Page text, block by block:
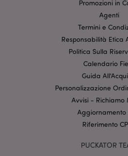
Promozioni in
Agenti
Termini e
Responsabilità Etica
Politica Sulla
Calendario
Guida
Personalizzazione
Avvisi - Richiamo
Aggiornamento
Riferimento
PUCKATOR
I cookie strettamente necessari
funzionalità di base del sito web
propria area riservata e gestione
internet non può essere utilizzato
Nome